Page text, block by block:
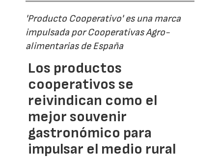
'Producto Cooperativo' es una marca
impulsada por Cooperativas Agro-
alimentarias de España
Los productos
cooperativos se
reivindican como el
mejor souvenir
gastronómico para
impulsar el medio rural